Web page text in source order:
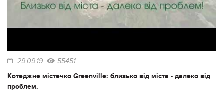
29.09.19 55451
Котеджне містечко Greenville: близько від міста - далеко від
проблем.